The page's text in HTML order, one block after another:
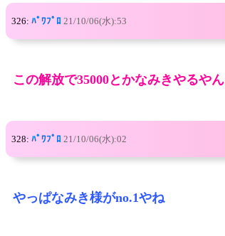
326: ﾊﾟﾜﾌﾟﾛ 21/10/06(水):53
この解放で35000とかなみきやるやん
328: ﾊﾟﾜﾌﾟﾛ 21/10/06(水):02
やっぱなみき様がno.1やね